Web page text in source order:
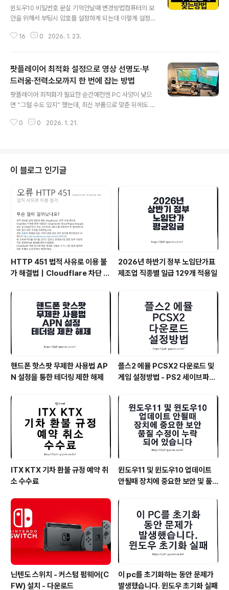
윈도우10 비밀번호 분실 기억안날때 변경방법컴퓨터의 보
안을 위해서 부팅시 암호를 설정하게 되는데 이렇게 설정
경우가 있습니다.참고로 부팅시 암호는 메인보드의 암호설
거할 수 있습니다.[IT 리뷰/윈도우 Tip] - 메인보드 제조사
별 CMOS 노트북 복구모드 접속 단축키윈도우10 로그인
비밀번호 분실 찾는방법윈도우10은 마이크로소프트에서
제공하는 계정복구 기능을 통해 분실한 암호를 찾을 수 있
습니다.Microsoft 계정복구 사이트로 접속 해 자신의 윈
도우10 로그인 메일이나 휴대폰번호 또는 스카이프 이름
16 0 2026. 1. 23.
팟플레이어 최적화 설정으로 영상 선명도·부
드러움·전력소모까지 한 번에 잡는 방법
팟플레이어 최적화가 필요한 순간예전엔 PC 사양이 낮으
면 “그럴 수도 있지” 했는데, 최신 부품으로 맞춘 뒤에도 영
은 그래픽카드나 CPU 문제가 아니라 팟플레이어 설정에
조립 후기 내돈내산 3D CAD 및 포토샵, 영상편집용조립
식 컴퓨터 컴퓨존 250만원대 + 100만원a 조립후기컴퓨
터나 케이블 같은 주변기기를 구입할 때 자주 이용하는 컴
퓨존에서 이번엔 처음으로 조립식 컴퓨터를 맞춰봤습니다.
원래는 200만 원 예jab-guyver.co.kr 기본부터 정리하
는 팟플레이어 설정먼저 팟플..
0 0 2026. 1. 21.
이 블로그 인기글
HTTP 451 법적 사유로 이용 불
가 해결법｜Cloudflare 차단 원
2026년 하반기 정부 노임단가표
제조업 직종별 일급 129개 적용일
핸드폰 핫스팟 무제한 사용법 AP
N 설정을 통한 테더링 제한 해제
플스2 에뮬 PCSX2 다운로드 및
게임 설정방법 - PS2 세이브파일
ITX KTX 기차 환불 규정 예약 취
소 수수료
윈도우11 및 윈도우10 업데이트
안될때 장치에 중요한 보안 및 품
닌텐도 스위치 - 커스텀 펌웨어(C
FW) 설치 - 다운로드
이 pc를 초기화하는 동안 문제가
발생했습니다. 윈도우 초기화 실패